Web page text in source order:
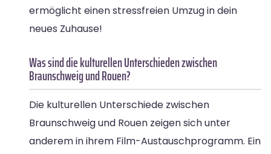
ermöglicht einen stressfreien Umzug in dein
neues Zuhause!
Was sind die kulturellen Unterschieden zwischen
Braunschweig und Rouen?
Die kulturellen Unterschiede zwischen
Braunschweig und Rouen zeigen sich unter
anderem in ihrem Film-Austauschprogramm. Ein